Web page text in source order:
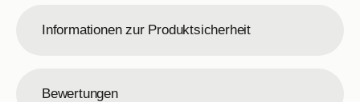
Informationen zur Produktsicherheit
Bewertungen